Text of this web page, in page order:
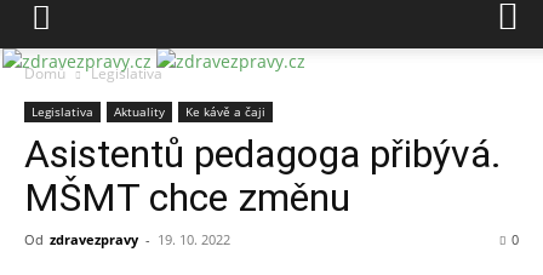
Domů Legislativa
Legislativa Aktuality Ke kávě a čaji
Asistentů pedagoga přibývá.
MŠMT chce změnu
Od zdravezpravy - 19. 10. 2022 0